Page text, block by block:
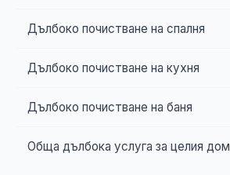
Дълбоко почистване на спалня
Дълбоко почистване на кухня
Дълбоко почистване на баня
Обща дълбока услуга за целия дом